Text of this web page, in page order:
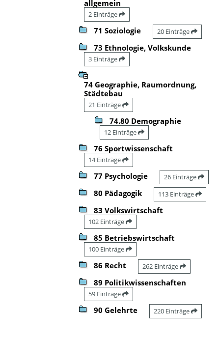
allgemein
2 Einträge
71 Soziologie 20 Einträge
73 Ethnologie, Volkskunde
3 Einträge
74 Geographie, Raumordnung,
Städtebau
21 Einträge
74.80 Demographie
12 Einträge
76 Sportwissenschaft
14 Einträge
77 Psychologie 26 Einträge
80 Pädagogik 113 Einträge
83 Volkswirtschaft
102 Einträge
85 Betriebswirtschaft
100 Einträge
86 Recht 262 Einträge
89 Politikwissenschaften
59 Einträge
90 Gelehrte 220 Einträge